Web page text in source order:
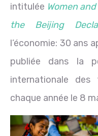
intitulée Women
the Beijing
l’économie: 30 ans
publiée dans la
internationale
chaque année le 8